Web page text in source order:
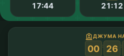
17:44 21:12
ДЖУМА
00 : 26 :